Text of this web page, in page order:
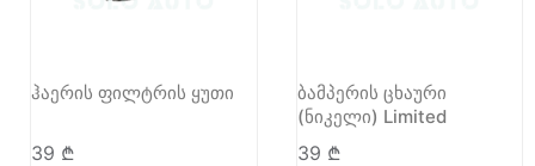
ჰაერის ფილტრის ყუთი
39 ₾
ბამპერის ცხაური
(ნიკელი) Limited
39 ₾